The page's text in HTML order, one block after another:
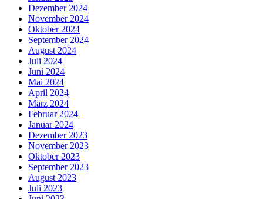
Dezember 2024
November 2024
Oktober 2024
September 2024
August 2024
Juli 2024
Juni 2024
Mai 2024
April 2024
März 2024
Februar 2024
Januar 2024
Dezember 2023
November 2023
Oktober 2023
September 2023
August 2023
Juli 2023